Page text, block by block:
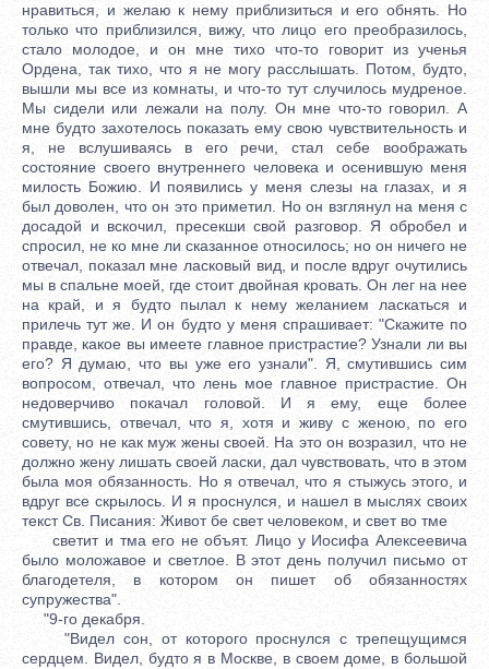
нравиться, и желаю к нему приблизиться и его обнять. Но
только что приблизился, вижу, что лицо его преобразилось,
стало молодое, и он мне тихо что-то говорит из ученья
Ордена, так тихо, что я не могу расслышать. Потом, будто,
вышли мы все из комнаты, и что-то тут случилось мудреное.
Мы сидели или лежали на полу. Он мне что-то говорил. А
мне будто захотелось показать ему свою чувствительность и
я, не вслушиваясь в его речи, стал себе воображать
состояние своего внутреннего человека и осенившую меня
милость Божию. И появились у меня слезы на глазах, и я
был доволен, что он это приметил. Но он взглянул на меня с
досадой и вскочил, пресекши свой разговор. Я обробел и
спросил, не ко мне ли сказанное относилось; но он ничего не
отвечал, показал мне ласковый вид, и после вдруг очутились
мы в спальне моей, где стоит двойная кровать. Он лег на нее
на край, и я будто пылал к нему желанием ласкаться и
прилечь тут же. И он будто у меня спрашивает: "Скажите по
правде, какое вы имеете главное пристрастие? Узнали ли вы
его? Я думаю, что вы уже его узнали". Я, смутившись сим
вопросом, отвечал, что лень мое главное пристрастие. Он
недоверчиво покачал головой. И я ему, еще более
смутившись, отвечал, что я, хотя и живу с женою, по его
совету, но не как муж жены своей. На это он возразил, что не
должно жену лишать своей ласки, дал чувствовать, что в этом
была моя обязанность. Но я отвечал, что я стыжусь этого, и
вдруг все скрылось. И я проснулся, и нашел в мыслях своих
текст Св. Писания: Живот бе свет человеком, и свет во тме
светит и тма его не объят. Лицо у Иосифа Алексеевича
было моложавое и светлое. В этот день получил письмо от
благодетеля, в котором он пишет об обязанностях
супружества".
"9-го декабря.
"Видел сон, от которого проснулся с трепещущимся
сердцем. Видел, будто я в Москве, в своем доме, в большой